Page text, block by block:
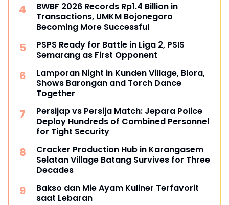
BWBF 2026 Records Rp1.4 Billion in
Transactions, UMKM Bojonegoro
Becoming More Successful
PSPS Ready for Battle in Liga 2, PSIS
Semarang as First Opponent
Lamporan Night in Kunden Village, Blora,
Shows Barongan and Torch Dance
Together
Persijap vs Persija Match: Jepara Police
Deploy Hundreds of Combined Personnel
for Tight Security
Cracker Production Hub in Karangasem
Selatan Village Batang Survives for Three
Decades
Bakso dan Mie Ayam Kuliner Terfavorit
saat Lebaran